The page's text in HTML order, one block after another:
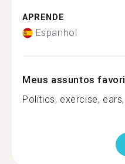
APRENDE
Espanhol
Meus assuntos
Politics, exercise,